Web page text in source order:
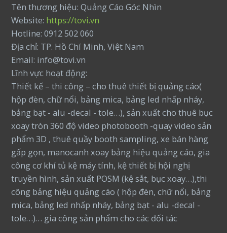
Tên thương hiệu: Quảng Cáo Góc Nhìn
Website: https://tovi.vn
Hotline: 0912 502 060
Địa chỉ: TP. Hồ Chí Minh, Việt Nam
Email: info@tovi.vn
Lĩnh vực hoạt động:
Thiết kế – thi công – cho thuê thiết bị quảng cáo(
hộp đèn, chữ nổi, bảng mica, bảng led nhấp nháy,
bảng bạt - alu -decal - tole…), sản xuất cho thuê bục
xoay tròn 360 độ video photobooth -quay video sản
phẩm 3D , thuê quầy booth sampling, xe bán hàng
gấp gọn, manocanh xoay bảng hiệu quảng cáo, gia
công cơ khí tủ kệ máy tính, kệ thiết bị hội nghị
truyền hình, sản xuất POSM (kệ sắt, bục xoay…),thi
công bảng hiệu quảng cáo ( hộp đèn, chữ nổi, bảng
mica, bảng led nhấp nháy, bảng bạt - alu -decal -
tole…)… gia công sản phẩm cho các đối tác